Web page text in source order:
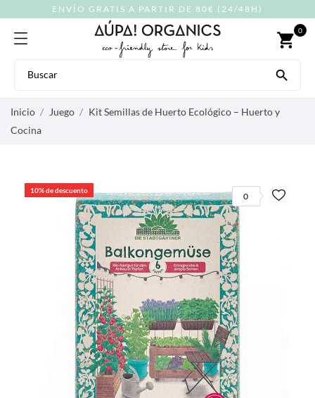
ENVÍO GRATIS A PARTIR DE 80€ (24/48H)
shopping_cart 0

Inicio Juego
Kit Semillas de Huerto Ecológico – Huerto y
Cocina
10% de descuento
0